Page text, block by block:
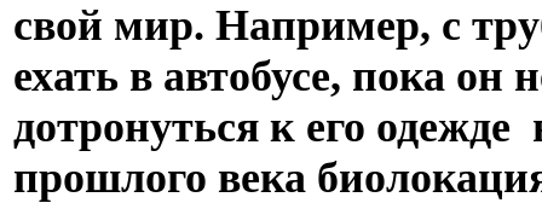
свой мир. Например, с
ехать в автобусе, пока он
дотронуться к его
прошлого века